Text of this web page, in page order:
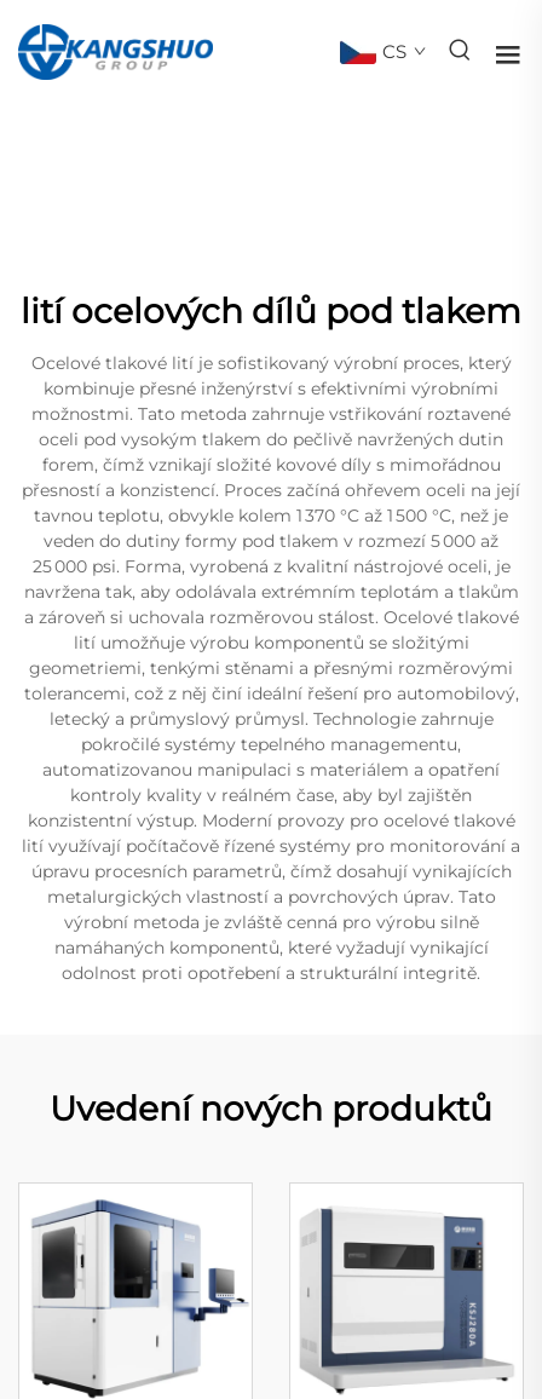
CS
lití ocelových dílů pod tlakem
Ocelové tlakové lití je sofistikovaný výrobní proces, který
kombinuje přesné inženýrství s efektivními výrobními
možnostmi. Tato metoda zahrnuje vstřikování roztavené
oceli pod vysokým tlakem do pečlivě navržených dutin
forem, čímž vznikají složité kovové díly s mimořádnou
přesností a konzistencí. Proces začíná ohřevem oceli na její
tavnou teplotu, obvykle kolem 1 370 °C až 1 500 °C, než je
veden do dutiny formy pod tlakem v rozmezí 5 000 až
25 000 psi. Forma, vyrobená z kvalitní nástrojové oceli, je
navržena tak, aby odolávala extrémním teplotám a tlakům
a zároveň si uchovala rozměrovou stálost. Ocelové tlakové
lití umožňuje výrobu komponentů se složitými
geometriemi, tenkými stěnami a přesnými rozměrovými
tolerancemi, což z něj činí ideální řešení pro automobilový,
letecký a průmyslový průmysl. Technologie zahrnuje
pokročilé systémy tepelného managementu,
automatizovanou manipulaci s materiálem a opatření
kontroly kvality v reálném čase, aby byl zajištěn
konzistentní výstup. Moderní provozy pro ocelové tlakové
lití využívají počítačově řízené systémy pro monitorování a
úpravu procesních parametrů, čímž dosahují vynikajících
metalurgických vlastností a povrchových úprav. Tato
výrobní metoda je zvláště cenná pro výrobu silně
namáhaných komponentů, které vyžadují vynikající
odolnost proti opotřebení a strukturální integritě.
Uvedení nových produktů